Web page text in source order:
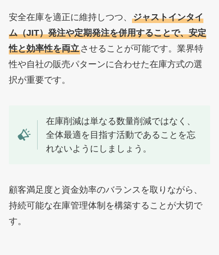
安全在庫を適正に維持しつつ、 ジャストインタイ
ム（JIT）発注や定期発注を併用することで、安定
性と効率性を両立させることが可能です。業界特
性や自社の販売パターンに合わせた在庫方式の選
択が重要です。
在庫削減は単なる数量削減ではなく、
全体最適を目指す活動であることを忘
れないようにしましょう。
顧客満足度と資金効率のバランスを取りながら、
持続可能な在庫管理体制を構築することが大切で
す。